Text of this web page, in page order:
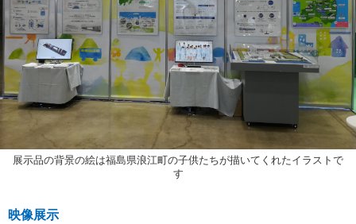
展示品の背景の絵は福島県浪江町の子供たちが描いてくれたイラストで
す
映像展示